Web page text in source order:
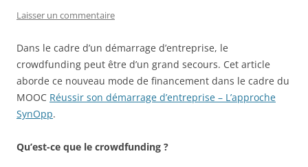
Laisser un commentaire
Dans le cadre d’un démarrage d’entreprise, le
crowdfunding peut être d’un grand secours. Cet article
aborde ce nouveau mode de financement dans le cadre du
MOOC Réussir son démarrage d’entreprise – L’approche
SynOpp.
Qu’est-ce que le crowdfunding ?